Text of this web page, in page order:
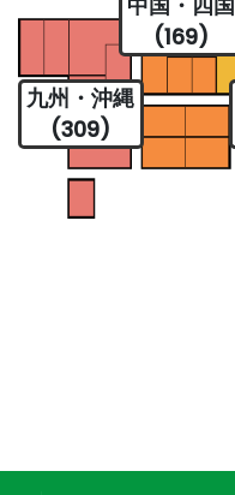
(169)
九州・沖縄
(309)